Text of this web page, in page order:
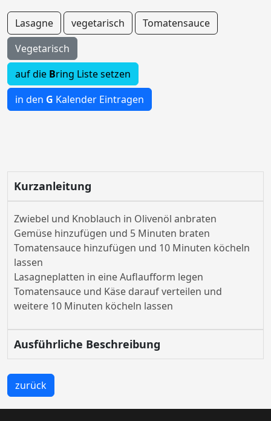
Lasagne vegetarisch
Tomatensauce
Vegetarisch
auf die Bring Liste setzen
in den G Kalender Eintragen
Kurzanleitung
Zwiebel und Knoblauch in Olivenöl anbraten
Gemüse hinzufügen und 5 Minuten braten
Tomatensauce hinzufügen und 10 Minuten köcheln
lassen
Lasagneplatten in eine Auflaufform legen
Tomatensauce und Käse darauf verteilen und
weitere 10 Minuten köcheln lassen
Ausführliche Beschreibung
zurück